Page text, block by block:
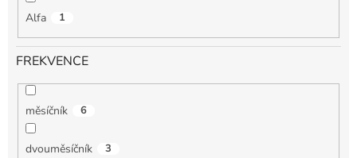
Alfa 1
FREKVENCE
měsíčník 6
dvouměsíčník 3